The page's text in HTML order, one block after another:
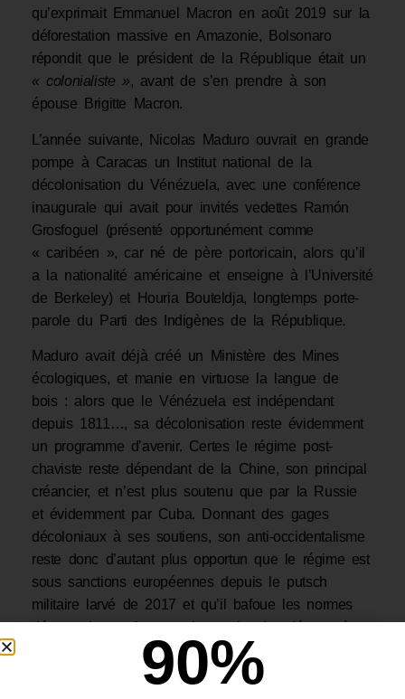
qu’exprimait Emmanuel Macron en août 2019 sur la
déforestation massive en Amazonie, Bolsonaro
répondit que le président de la République était un
« colonialiste », avant de s’en prendre à son
épouse Brigitte Macron.
L’année suivante, Nicolas Maduro ouvrait en grande
pompe à Caracas un Institut national de la
décolonisation du Vénézuela, avec une conférence
inaugurale qui avait pour invités vedettes Ramón
Grosfoguel (présenté opportunément comme
« caribéen », car né de père portoricain, alors qu’il
a la nationalité américaine et enseigne à l’Université
de Berkeley) et Houria Bouteldja, longtemps porte-
parole du Parti des Indigènes de la République.
Maduro avait déjà créé un Ministère des Mines
écologiques, et manie en virtuose la langue de
bois : alors que le Vénézuela est indépendant
depuis 1811…, sa décolonisation reste évidemment
un programme d’avenir. Certes le régime post-
chaviste reste dépendant de la Chine, son principal
créancier, et n’est plus soutenu que par la Russie
et évidemment par Cuba. Donnant des gages
décoloniaux à ses soutiens, son anti-occidentalisme
reste donc d’autant plus opportun que le régime est
sous sanctions européennes depuis le putsch
militaire larvé de 2017 et qu’il bafoue les normes
démocratiques. Amnesty international a décompté
« 8.500 exécutions extrajudiciaires » entre 2015 et
2017. Dans une étude sans complaisance, intitulée
90%